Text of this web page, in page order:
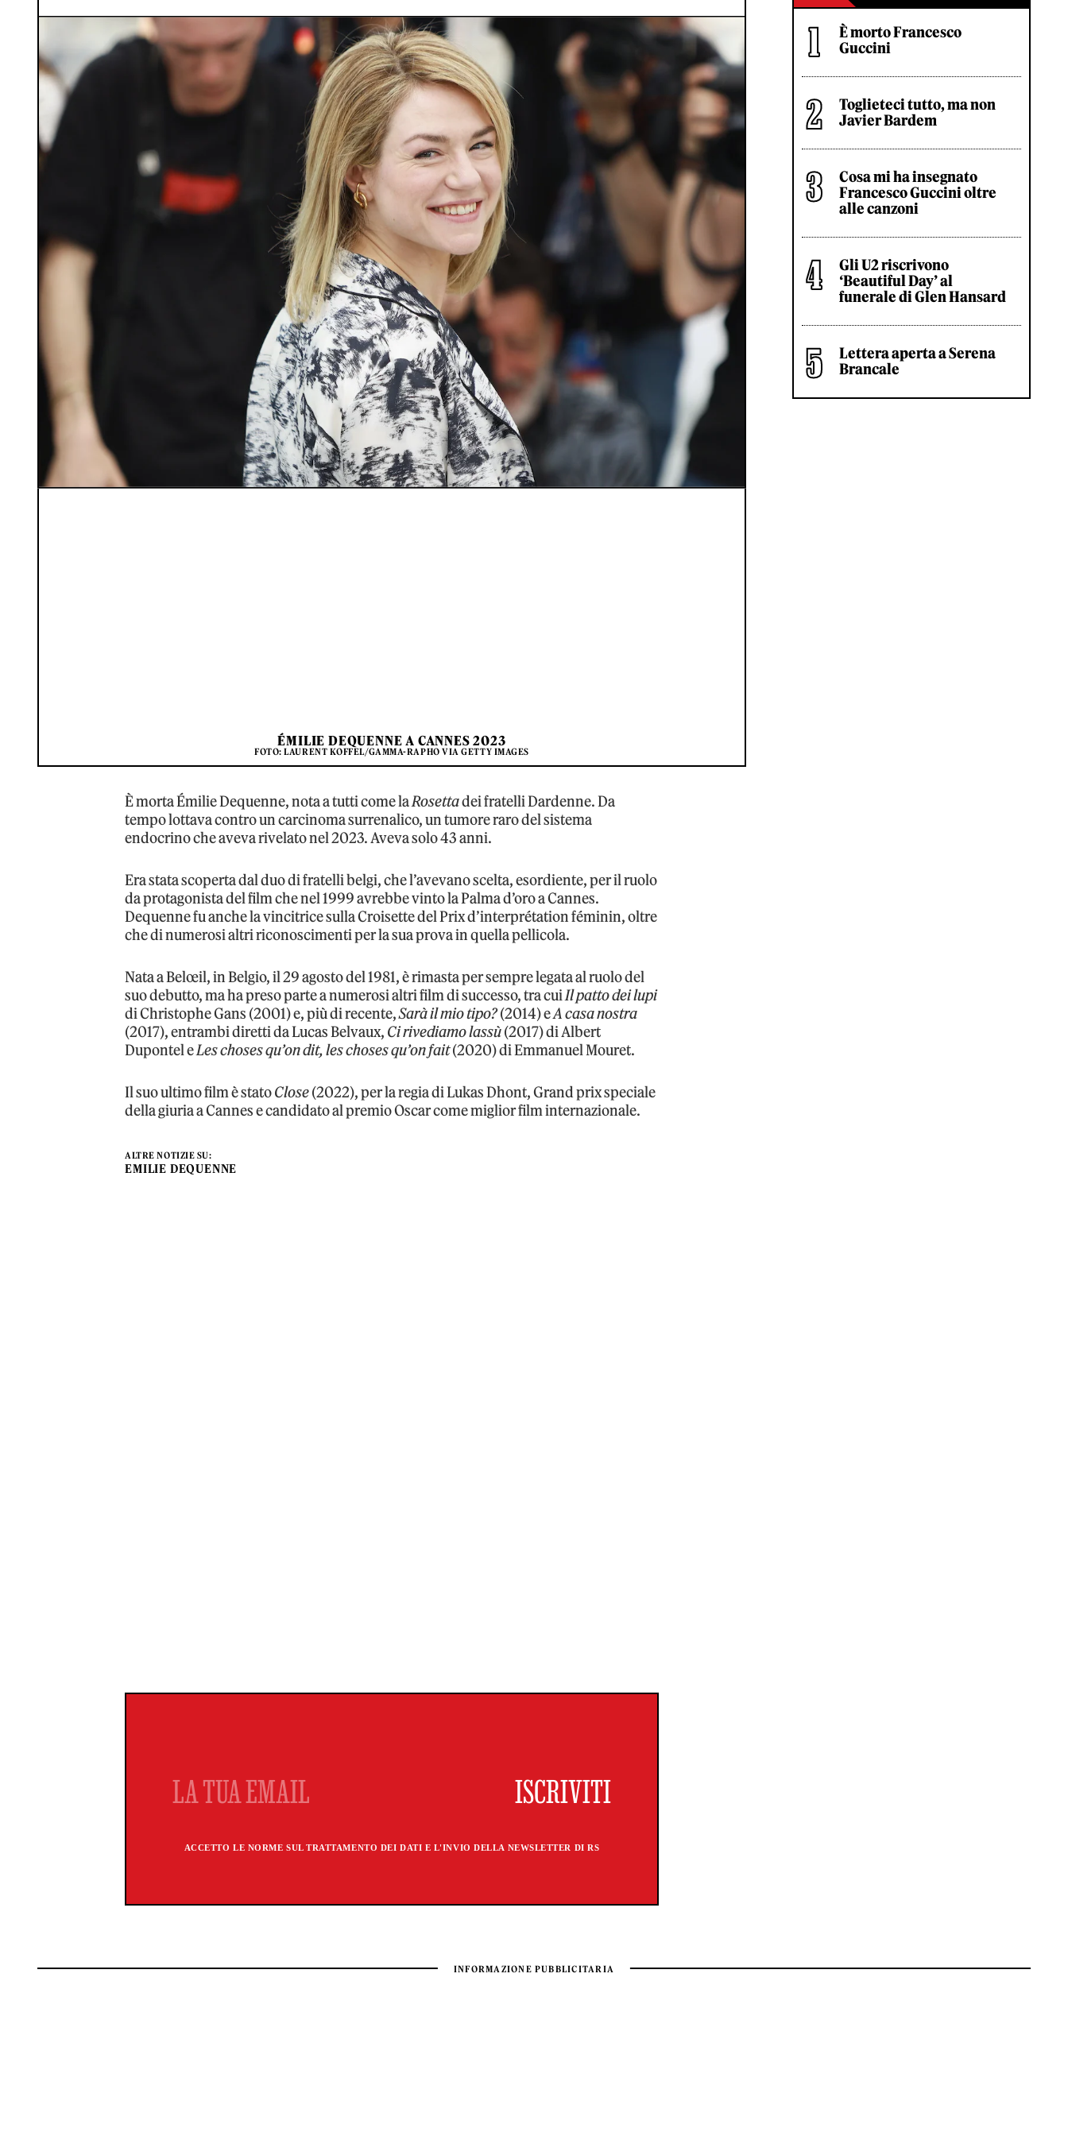
ÉMILIE DEQUENNE A CANNES 2023
FOTO: LAURENT KOFFEL/GAMMA-RAPHO VIA GETTY IMAGES
È morta Émilie Dequenne, nota a tutti come laRosettadei fratelli Dardenne. Da
tempo lottava contro un carcinoma surrenalico, un tumore raro del sistema
endocrino che aveva rivelato nel 2023. Aveva solo 43 anni.
Era stata scoperta dal duo di fratelli belgi, che l’avevano scelta, esordiente, per il ruolo
da protagonista del film che nel 1999 avrebbe vinto la Palma d’oro a Cannes.
Dequenne fu anche la vincitrice sulla Croisette del Prix d’interprétation féminin, oltre
che di numerosi altri riconoscimenti per la sua prova in quella pellicola.
Nata a Belœil, in Belgio, il 29 agosto del 1981, è rimasta per sempre legata al ruolo del
suo debutto, ma ha preso parte a numerosi altri film di successo, tra cuiIl patto dei lupi
di Christophe Gans (2001) e, più di recente,Sarà il mio tipo?(2014) eA casa nostra
(2017), entrambi diretti da Lucas Belvaux, Ci rivediamo lassù(2017) di Albert
Dupontel eLes choses qu’on dit, les choses qu’on fait(2020) di Emmanuel Mouret.
Il suo ultimo film è statoClose(2022), per la regia di Lukas Dhont, Grand prix speciale
della giuria a Cannes e candidato al premio Oscar come miglior film internazionale.
ALTRE NOTIZIE SU:
EMILIE DEQUENNE
ACCETTO LE NORME SUL TRATTAMENTO DEI DATI E L'INVIO DELLA NEWSLETTER DI RS
È morto Francesco
Guccini
Toglieteci tutto, ma non
Javier Bardem
Cosa mi ha insegnato
Francesco Guccini oltre
alle canzoni
Gli U2 riscrivono
‘Beautiful Day’ al
funerale di Glen Hansard
Lettera aperta a Serena
Brancale